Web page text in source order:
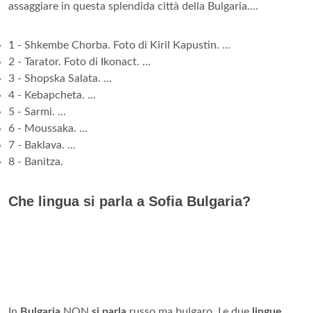
assaggiare in questa splendida città della Bulgaria....
1 - Shkembe Chorba. Foto di Kiril Kapustin. ...
2 - Tarator. Foto di Ikonact. ...
3 - Shopska Salata. ...
4 - Kebapcheta. ...
5 - Sarmi. ...
6 - Moussaka. ...
7 - Baklava. ...
8 - Banitza.
Che lingua si parla a Sofia Bulgaria?